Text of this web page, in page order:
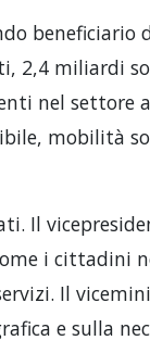
beneficiario
2,4 miliardi
nel settore
mobilità
Il
i cittadini
Il
e sulla